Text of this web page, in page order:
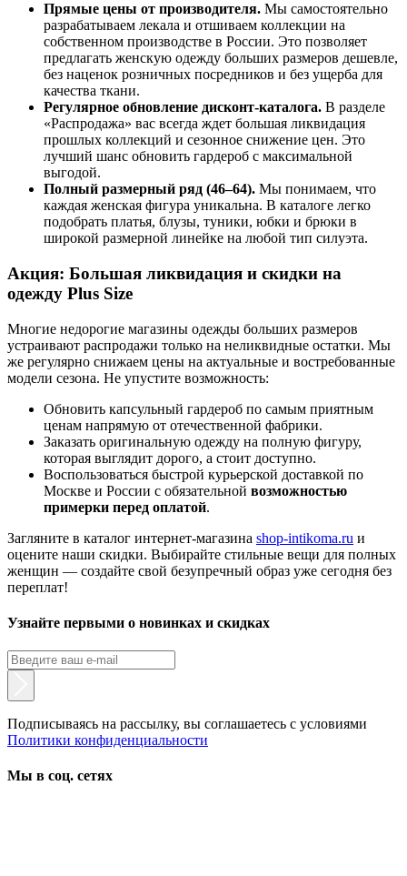
Прямые цены от производителя. Мы самостоятельно
разрабатываем лекала и отшиваем коллекции на
собственном производстве в России. Это позволяет
предлагать женскую одежду больших размеров дешевле,
без наценок розничных посредников и без ущерба для
качества ткани.
Регулярное обновление дисконт-каталога. В разделе
«Распродажа» вас всегда ждет большая ликвидация
прошлых коллекций и сезонное снижение цен. Это
лучший шанс обновить гардероб с максимальной
выгодой.
Полный размерный ряд (46–64). Мы понимаем, что
каждая женская фигура уникальна. В каталоге легко
подобрать платья, блузы, туники, юбки и брюки в
широкой размерной линейке на любой тип силуэта.
Акция: Большая ликвидация и скидки на
одежду Plus Size
Многие недорогие магазины одежды больших размеров
устраивают распродажи только на неликвидные остатки. Мы
же регулярно снижаем цены на актуальные и востребованные
модели сезона. Не упустите возможность:
Обновить капсульный гардероб по самым приятным
ценам напрямую от отечественной фабрики.
Заказать оригинальную одежду на полную фигуру,
которая выглядит дорого, а стоит доступно.
Воспользоваться быстрой курьерской доставкой по
Москве и России с обязательной возможностью
примерки перед оплатой.
Загляните в каталог интернет-магазина shop-intikoma.ru и
оцените наши скидки. Выбирайте стильные вещи для полных
женщин — создайте свой безупречный образ уже сегодня без
переплат!
Узнайте первыми о новинках и скидках
Подписываясь на рассылку, вы соглашаетесь с условиями
Политики конфиденциальности
Мы в соц. сетях